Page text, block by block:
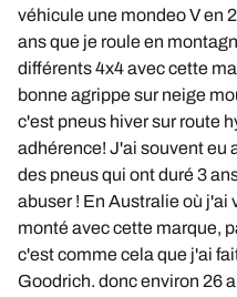
véhicule une mondeo V en
ans que je roule en
différents 4x4 avec cette
bonne agrippe sur neige
c'est pneus hiver sur route
adhérence! J'ai souvent eu
des pneus qui ont duré 3
abuser ! En Australie où j'ai
monté avec cette marque,
c'est comme cela que j'ai
Goodrich. donc environ 26